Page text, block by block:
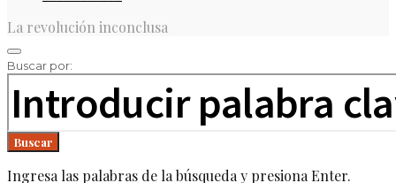
La revolución inconclusa
Buscar por:
Buscar
Ingresa las palabras de la búsqueda y presiona Enter.